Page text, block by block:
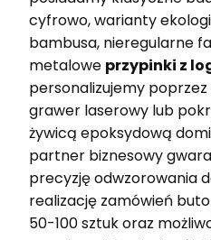
cyfrowo, warianty
bambusa, nieregularne
metalowe przypinki z
personalizujemy poprzez
grawer laserowy lub
żywicą epoksydową
partner biznesowy
precyzję odwzorowania
realizację zamówień
50-100 sztuk oraz